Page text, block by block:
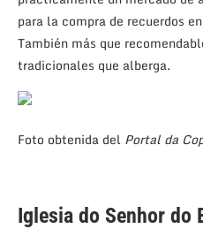
para la compra de recuerdos
También más que
tradicionales que alberga.
Foto obtenida del Portal da
Iglesia do Senhor do